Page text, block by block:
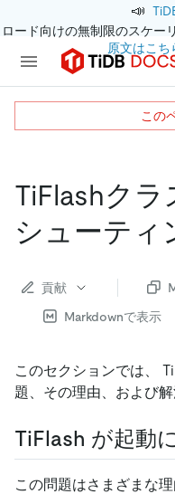
📣
ード向けの無制限のスケ
原文はこち
TiFlashク
シューティ
貢献
Markdownで表示
このセクションでは、
題、その理由、および
TiFlash が起動
この問題はさまざまな
この